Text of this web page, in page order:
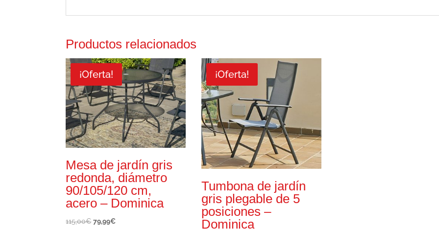
Productos relacionados
¡Oferta!
Mesa de jardín gris
redonda, diámetro
90/105/120 cm,
acero – Dominica
115,00€ El
79,99€El
¡Oferta!
Tumbona de jardín
gris plegable de 5
posiciones –
Dominica